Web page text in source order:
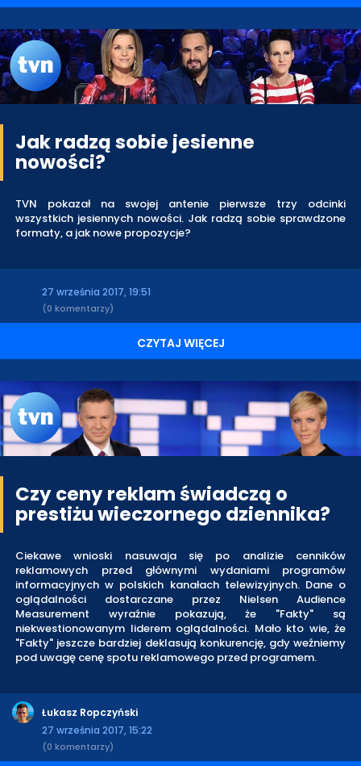
Jak radzą sobie jesienne
nowości?
TVN pokazał na swojej antenie pierwsze trzy odcinki
wszystkich jesiennych nowości. Jak radzą sobie sprawdzone
formaty, a jak nowe propozycje?
27 września 2017, 19:51
(0 komentarzy)
CZYTAJ WIĘCEJ
Czy ceny reklam świadczą o
prestiżu wieczornego dziennika?
Ciekawe wnioski nasuwaja się po analizie cenników
reklamowych przed głównymi wydaniami programów
informacyjnych w polskich kanałach telewizyjnych. Dane o
oglądalności dostarczane przez Nielsen Audience
Measurement wyraźnie pokazują, że "Fakty" są
niekwestionowanym liderem oglądalności. Mało kto wie, że
"Fakty" jeszcze bardziej deklasują konkurencję, gdy weźniemy
pod uwagę cenę spotu reklamowego przed programem.
Łukasz Ropczyński
27 września 2017, 15:22
(0 komentarzy)